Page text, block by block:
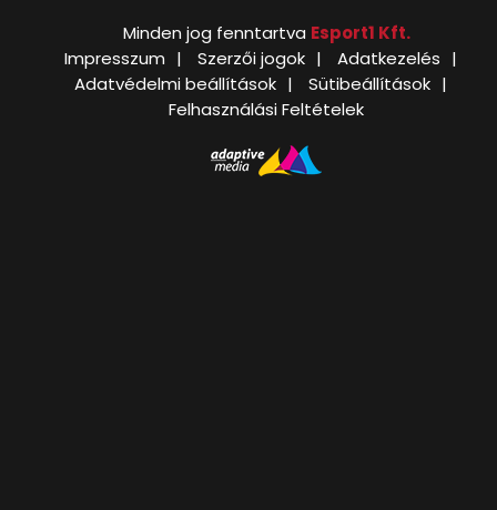
Minden jog fenntartva Esport1 Kft.
Impresszum
Szerzői jogok
Adatkezelés
Adatvédelmi beállítások
Sütibeállítások
Felhasználási Feltételek